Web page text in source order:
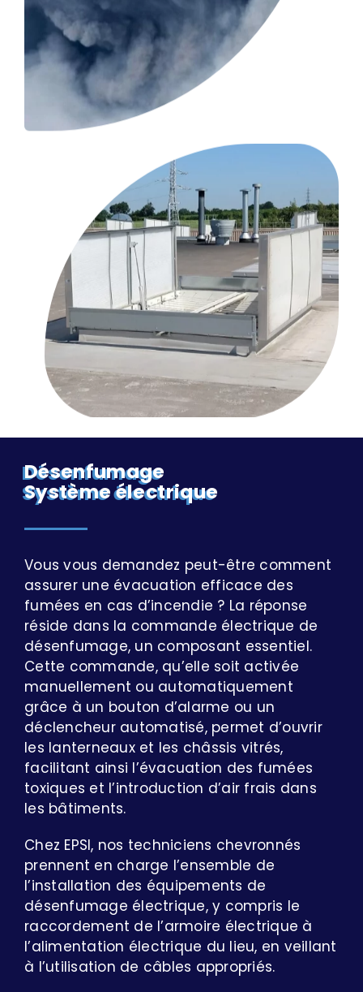
Désenfumage
Système électrique
Vous vous demandez peut-être comment
assurer une évacuation efficace des
fumées en cas d’incendie ? La réponse
réside dans la commande électrique de
désenfumage, un composant essentiel.
Cette commande, qu’elle soit activée
manuellement ou automatiquement
grâce à un bouton d’alarme ou un
déclencheur automatisé, permet d’ouvrir
les lanterneaux et les châssis vitrés,
facilitant ainsi l’évacuation des fumées
toxiques et l’introduction d’air frais dans
les bâtiments.
Chez EPSI, nos techniciens chevronnés
prennent en charge l’ensemble de
l’installation des équipements de
désenfumage électrique, y compris le
raccordement de l’armoire électrique à
l’alimentation électrique du lieu, en veillant
à l’utilisation de câbles appropriés.